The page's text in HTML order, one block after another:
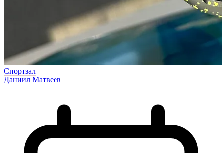
Спортзал
Даниил Матвеев